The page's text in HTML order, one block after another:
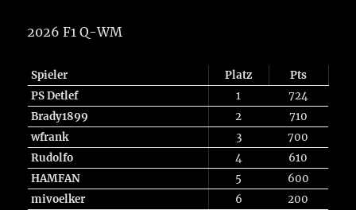
2026 F1 Q-WM
Spieler Platz
Pts
PS Detlef
1
724
Brady1899
2
710
wfrank
3
700
Rudolfo
4
610
HAMFAN
5
600
mivoelker
6
200